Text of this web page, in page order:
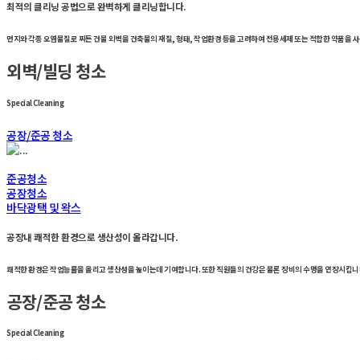
최적의 클리닝 공법으로 완벽하게 클리닝합니다.
먼지와 각종 오염물질로 찌든 건물 외벽을 건축물의 재질, 형태, 작업환경 등을 고려하여 전용세제 또는 적합한 약품을
외벽/빌딩 청소
Special Cleaning
공장/준공 청소
준공청소
공장청소
바닥광택 및 왁스
공장내 쾌적한 환경으로 생산성이 올라갑니다.
쾌적한 환경은 작업능률을 올리고 생산성을 높이는데 기여합니다. 또한 직원들의 건강은 물론 장비의 수명을 연장시킵
공장/준공 청소
Special Cleaning